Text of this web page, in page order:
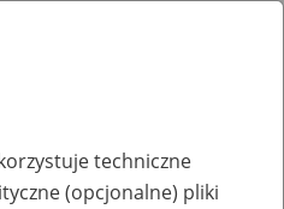
techniczne
(opcjonalne) pliki